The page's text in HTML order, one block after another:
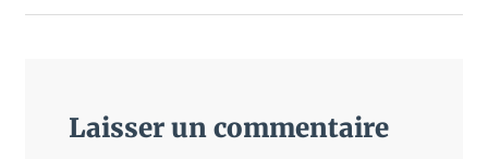
Laisser un commentaire